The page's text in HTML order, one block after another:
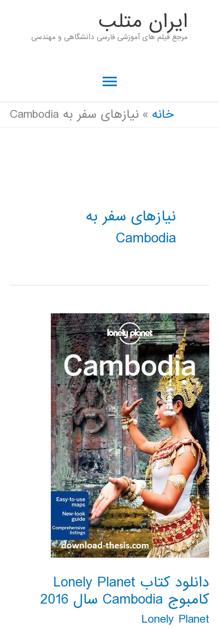
ايران متلب
مرجع فیلم های آموزشی فارسی دانشگاهی و مهندسی
فهرست
اصلی
خانه نیازهای سفر به Cambodia
نیازهای سفر به
Cambodia
دانلود کتاب Lonely Planet
کامبوج Cambodia سال 2016
Lonely Planet